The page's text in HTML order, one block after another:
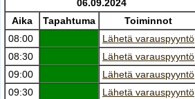
06.09.2024
Aika
Tapahtuma
Toiminnot
08:00
Lähetä varauspyyntö
08:30
Lähetä varauspyyntö
09:00
Lähetä varauspyyntö
09:30
Lähetä varauspyyntö